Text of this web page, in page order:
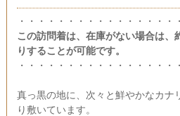
・・・・・・・・・・・・・・・
この訪問着は、在庫がない場合は、
りすることが可能です。
・・・・・・・・・・・・・・・
真っ黒の地に、次々と鮮やかなカナ
り敷いています。